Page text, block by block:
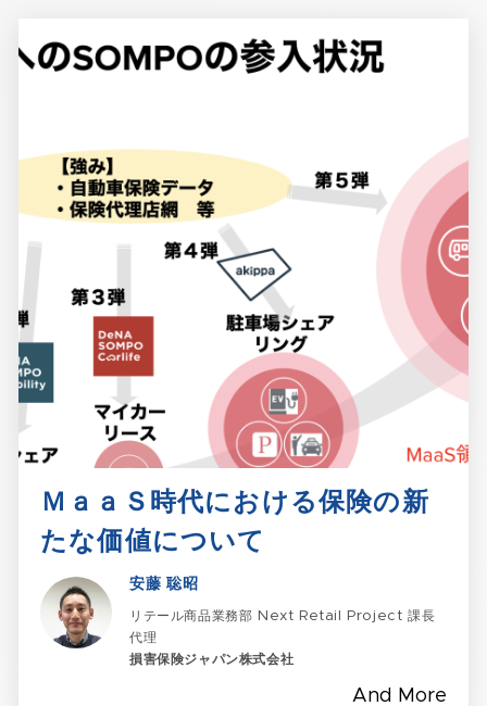
ＭａａＳ時代における保険の新
たな価値について​
安藤 聡昭
リテール商品業務部 Next Retail Project 課長
代理
損害保険ジャパン株式会社
And More